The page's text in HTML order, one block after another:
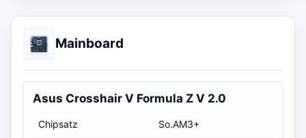
Mainboard
Asus Crosshair V Formula Z V 2.0
Chipsatz So.AM3+